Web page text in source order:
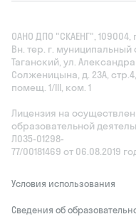
ОАНО ДПО "СКАЕНГ", 109004,
Вн. тер. г. муниципальный
Таганский, ул. Александра
Солженицына, д. 23А,
помещ. 1/III, ком. 1
Лицензия на
образовательной
Л035‑01298-
77/00181469 от 06.08.2019
Условия использования
Сведения об